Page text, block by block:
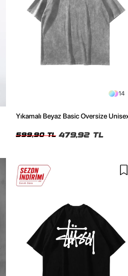
14
Yıkamalı Beyaz Basic Oversize
599,90 TL 479,92 TL